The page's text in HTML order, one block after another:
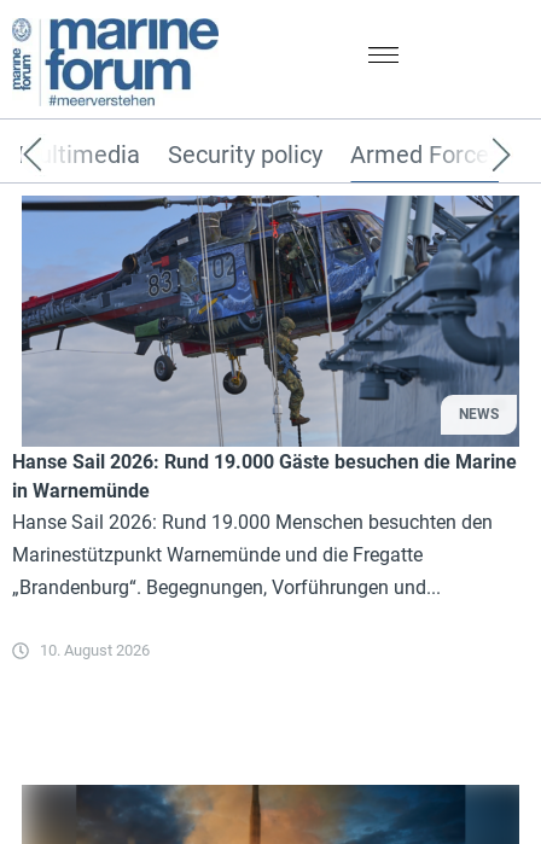
Security policy Armed Forces
Multimedia
NEWS
Hanse Sail 2026: Rund 19.000 Gäste besuchen die Marine
in Warnemünde
Hanse Sail 2026: Rund 19.000 Menschen besuchten den
Marinestützpunkt Warnemünde und die Fregatte
„Brandenburg“. Begegnungen, Vorführungen und...
10. August 2026